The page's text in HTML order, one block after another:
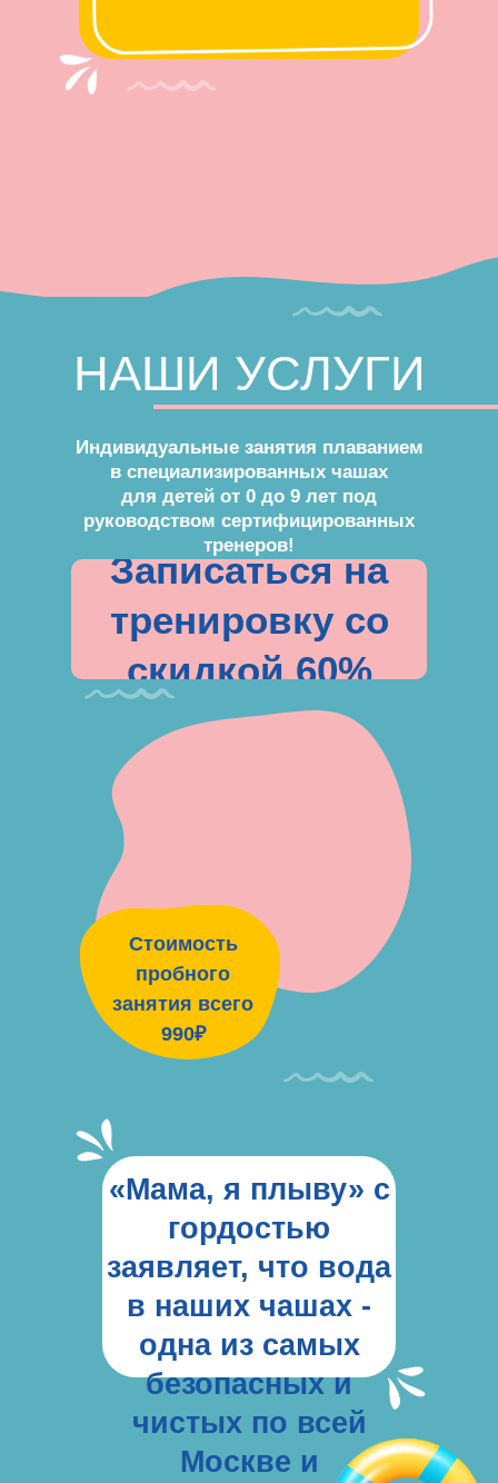
НАШИ УСЛУГИ
Индивидуальные занятия плаванием
в специализированных чашах
для детей от 0 до 9 лет под
руководством сертифицированных
тренеров!
«Мама, я плыву» с
гордостью
заявляет, что вода
в наших чашах -
одна из самых
безопасных и
чистых по всей
Москве и
Записаться на
тренировку со
скидкой 60%
Стоимость
пробного
занятия всего
990₽